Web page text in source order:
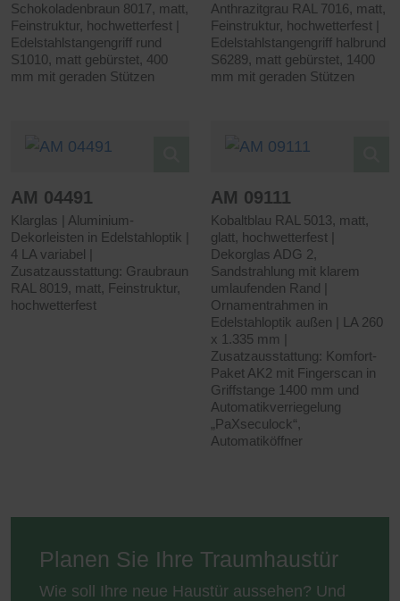
Schokoladenbraun 8017, matt,
Feinstruktur, hochwetterfest |
Edelstahlstangengriff rund
S1010, matt gebürstet, 400
mm mit geraden Stützen
Anthrazitgrau RAL 7016, matt,
Feinstruktur, hochwetterfest |
Edelstahlstangengriff halbrund
S6289, matt gebürstet, 1400
mm mit geraden Stützen
AM 04491
Klarglas | Aluminium-
Dekorleisten in Edelstahloptik |
4 LA variabel |
Zusatzausstattung: Graubraun
RAL 8019, matt, Feinstruktur,
hochwetterfest
AM 09111
Kobaltblau RAL 5013, matt,
glatt, hochwetterfest |
Dekorglas ADG 2,
Sandstrahlung mit klarem
umlaufenden Rand |
Ornamentrahmen in
Edelstahloptik außen | LA 260
x 1.335 mm |
Zusatzausstattung: Komfort-
Paket AK2 mit Fingerscan in
Griffstange 1400 mm und
Automatikverriegelung
„PaXseculock“,
Automatiköffner
Planen Sie Ihre Traumhaustür
Wie soll Ihre neue Haustür aussehen? Und